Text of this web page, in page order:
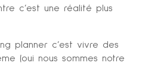
c’est une réalité plus
planner c’est vivre des
(oui nous sommes notre